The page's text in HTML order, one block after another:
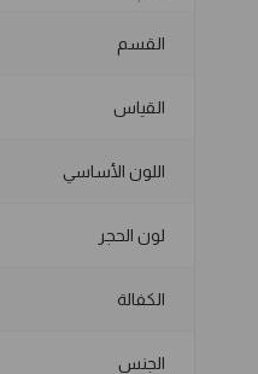
القسم
القياس
اللون الأساسي
لون الحجر
الكفالة
الجنس